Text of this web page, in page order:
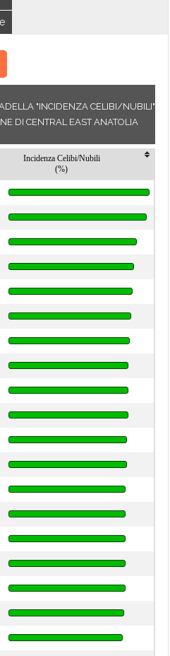
"INCIDENZA CELIBI/NUBILI"
DI CENTRAL EAST ANATOLIA
Incidenza Celibi/Nubili
(%)